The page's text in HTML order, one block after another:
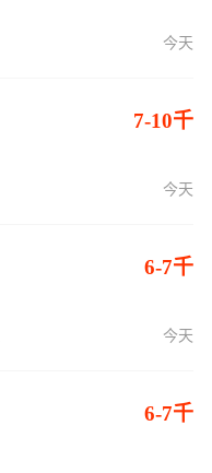
今天
7-10千
今天
6-7千
今天
6-7千